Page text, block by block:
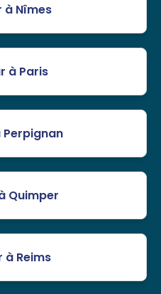
Nîmes
à Paris
Quimper
Reims